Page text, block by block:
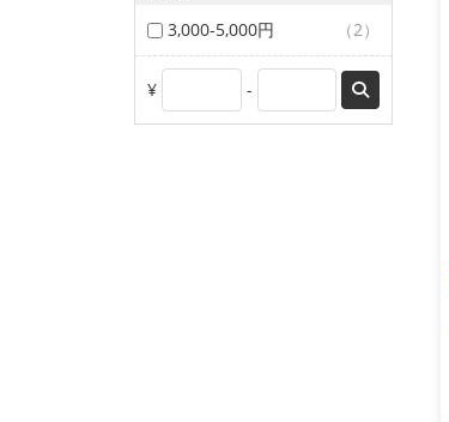
3,000-5,000円 （2）
¥ -